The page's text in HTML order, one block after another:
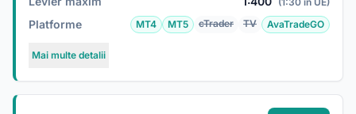
Platforme MT4 MT5 cTrader TV AvaTradeGO
Mai multe detalii